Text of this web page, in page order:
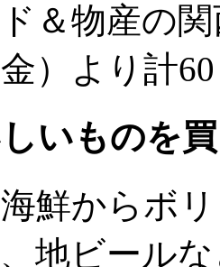
＆物産の
）より計
いものを
鮮からボ
地ビール